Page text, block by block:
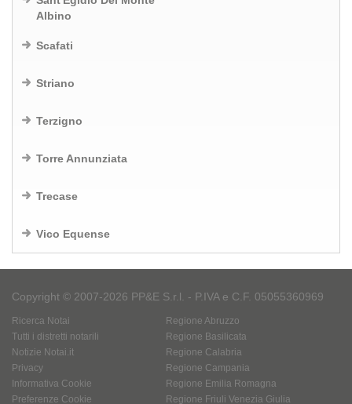
Albino
Scafati
Striano
Terzigno
Torre Annunziata
Trecase
Vico Equense
Copyright © 2007-2026 PP&E S.r.l. - P.IVA e C.F. 05055360969
Ricerca Notai
Tutti i distretti notarili
Notizie Notai.it
Privacy
Informativa Cookie
Preferenze Cookie
Regione Abruzzo
Regione Basilicata
Regione Calabria
Regione Campania
Regione Emilia Romagna
Regione Friuli Venezia Giulia